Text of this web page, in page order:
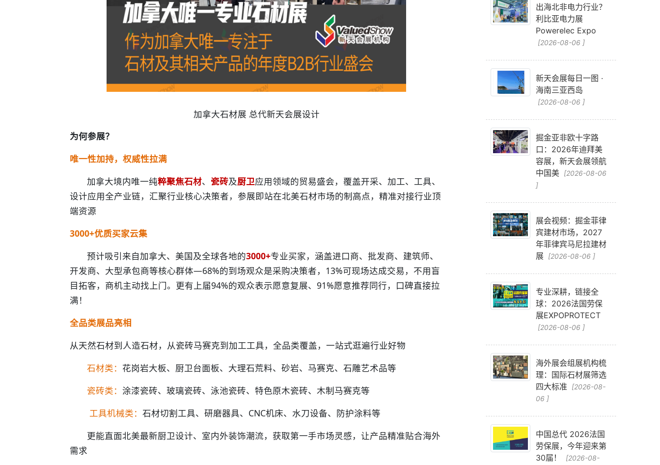
加拿大石材展 总代新天会展设计
为何参展？
唯一性加持，权威性拉满
加拿大境内唯一纯粹聚焦石材、 瓷砖及厨卫应用领域的贸易盛会，覆盖开采、加工、工具、
设计应用全产业链，汇聚行业核心决策者，参展即站在北美石材市场的制高点，精准对接行业顶
端资源
3000+优质买家云集
预计吸引来自加拿大、美国及全球各地的3000+专业买家，涵盖进口商、批发商、建筑师、
开发商、大型承包商等核心群体—68%的到场观众是采购决策者，13%可现场达成交易，不用盲
目拓客，商机主动找上门。更有上届94%的观众表示愿意复展、91%愿意推荐同行，口碑直接拉
满！
全品类展品亮相
从天然石材到人造石材，从瓷砖马赛克到加工工具，全品类覆盖，一站式逛遍行业好物
石材类： 花岗岩大板、厨卫台面板、大理石荒料、砂岩、马赛克、石雕艺术品等
瓷砖类：涂漆瓷砖、玻璃瓷砖、泳池瓷砖、特色原木瓷砖、木制马赛克等
工具机械类：石材切割工具、研磨器具、CNC机床、水刀设备、防护涂料等
更能直面北美最新厨卫设计、室内外装饰潮流，获取第一手市场灵感，让产品精准贴合海外
需求
出海北非电力行业？
利比亚电力展
Powerelec Expo
[2026-08-06 ]
新天会展每日一图 ·
海南三亚西岛
[2026-08-06 ]
掘金亚非欧十字路
口：2026年迪拜美
容展，新天会展领航
中国美 [2026-08-06
]
展会视频：掘金菲律
宾建材市场，2027
年菲律宾马尼拉建材
展 [2026-08-06 ]
专业深耕，链接全
球：2026法国劳保
展EXPOPROTECT
[2026-08-06 ]
海外展会组展机构梳
理：国际石材展筛选
四大标准
[2026-08-
06 ]
中国总代 2026法国
劳保展，今年迎来第
30届！
[2026-08-